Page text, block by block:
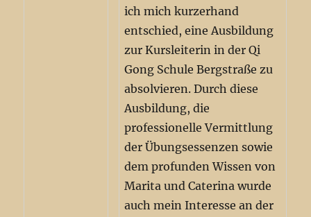
ich mich kurzerhand
entschied, eine Ausbildung
zur Kursleiterin in der Qi
Gong Schule Bergstraße zu
absolvieren. Durch diese
Ausbildung, die
professionelle Vermittlung
der Übungsessenzen sowie
dem profunden Wissen von
Marita und Caterina wurde
auch mein Interesse an der